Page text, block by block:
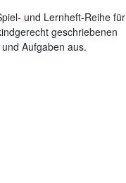
und Lernheft-Reihe für
geschriebenen
Aufgaben aus.